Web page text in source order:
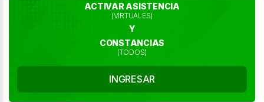
ACTIVAR ASISTENCIA
(VIRTUALES)
Y
CONSTANCIAS
(TODOS)
INGRESAR